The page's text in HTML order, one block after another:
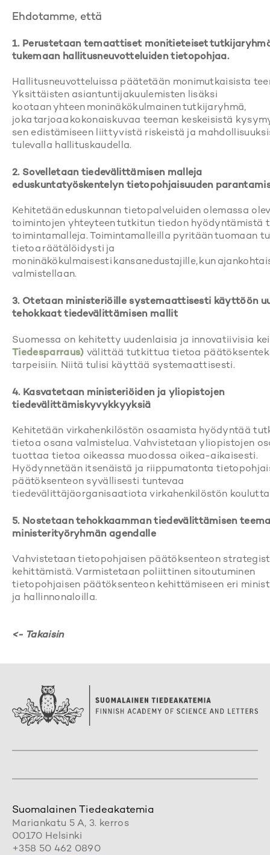
Ehdotamme, että
1. Perustetaan temaattiset monitieteiset
tukemaan hallitusneuvotteluiden tietopohjaa.
Hallitusneuvotteluissa päätetään monimutkaisista
Yksittäisten asiantuntijakuulemisten lisäksi
kootaan yhteen moninäkökulmainen tutkijaryhmä,
joka tarjoaa kokonaiskuvaa teeman keskeisistä
sen edistämiseen liittyvistä riskeistä ja
tulevalla hallituskaudella.
2. Sovelletaan tiedevälittämisen malleja
eduskuntatyöskentelyn tietopohjaisuuden
Kehitetään eduskunnan tietopalveluiden olemassa
toimintojen yhteyteen tutkitun tiedon hyödyntämistä
toimintamalleja. Toimintamalleilla pyritään tuomaan
tietoa räätälöidysti ja
moninäkökulmaisesti kansanedustajille, kun
valmistellaan.
3. Otetaan ministeriöille systemaattisesti käyttöön
tehokkaat tiedevälittämisen mallit
Suomessa on kehitetty uudenlaisia ja innovatiivisia
Tiedesparraus) välittää tutkittua tietoa
tarpeisiin. Niitä tulisi käyttää systemaattisesti.
4. Kasvatetaan ministeriöiden ja yliopistojen
tiedevälittämiskyvykkyyksiä
Kehitetään virkahenkilöstön osaamista hyödyntää
tietoa osana valmistelua. Vahvistetaan yliopistojen
tuottaa tietoa oikeassa muodossa oikea-aikaisesti.
Hyödynnetään itsenäistä ja riippumatonta
päätöksenteon syvällisesti tuntevaa
tiedevälittäjäorganisaatiota virkahenkilöstön
5. Nostetaan tehokkaamman tiedevälittämisen
ministerityöryhmän agendalle
Vahvistetaan tietopohjaisen päätöksenteon
kehittämistä. Varmistetaan poliittinen sitoutuminen
tietopohjaisen päätöksenteon kehittämiseen eri
ja hallinnonaloilla.
<- Takaisin
Suomalainen Tiedeakatemia
Mariankatu 5 A, 3. kerros
00170 Helsinki
+358 50 462 0890